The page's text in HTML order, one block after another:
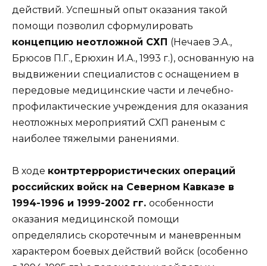
действий. Успешный опыт оказания такой
помощи позволил сформулировать
концепцию неотложной СХП (Нечаев Э.А.,
Брюсов П.Г., Ерюхин И.А., 1993 г.), основанную на
выдвижении специалистов с оснащением в
передовые медицинские части и лечебно-
профилактические учреждения для оказания
неотложных мероприятий СХП раненым с
наиболее тяжелыми ранениями.
В ходе контртеррористических операций
российских войск на Северном Кавказе в
1994-1996 и 1999-2002 гг. особенности
оказания медицинской помощи
определялись скоротечным и маневренным
характером боевых действий войск (особенно